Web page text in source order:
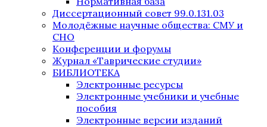
Диссертационный совет 99.0.131.03
Молодёжные научные общества: СМУ и
СНО
Конференции и форумы
Журнал «Таврические студии»
БИБЛИОТЕКА
Электронные ресурсы
Электронные учебники и учебные
пособия
Электронные версии изданий